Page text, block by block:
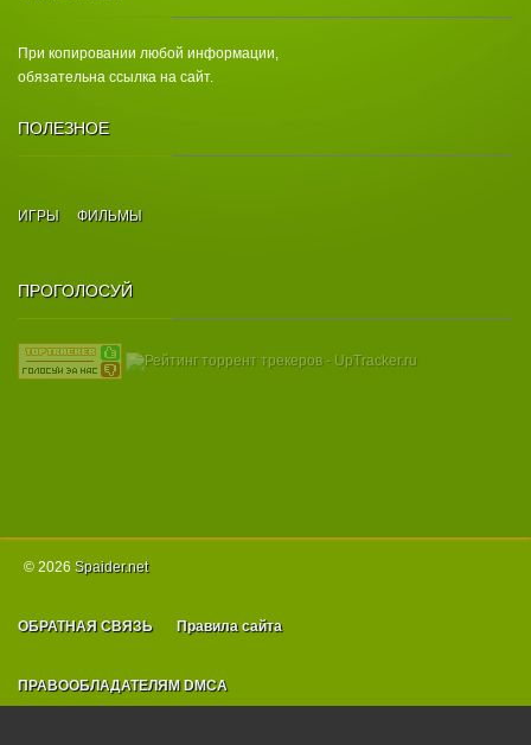
При копировании любой информации,
обязательна ссылка на сайт.
ПОЛЕЗНОЕ
ИГРЫ ФИЛЬМЫ
ПРОГОЛОСУЙ
© 2026 Spаider.net
ОБРАТНАЯ СВЯЗЬ Правила сайта
ПРАВООБЛАДАТЕЛЯМ DMCA